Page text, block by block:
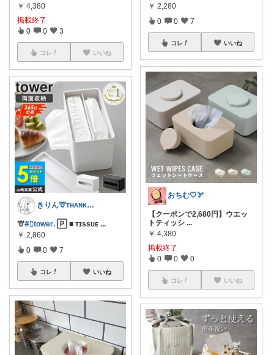
￥ 4,380
掲載終了
0 0 3
コレ いいね
きりん🦒ᴛʜᴀɴᴋs ᴀʟᴡᴀʏs.
🦒#⃞towerᱹ 🄿 ■ ᴛɪssᴜᴇ ...
￥ 2,860
0 0 7
コレ いいね
￥ 2,280
0 0 7
コレ いいね
おちむ🤍🏹
【クーポンで2,680円】ウエッ
トティッシ ...
￥ 4,380
掲載終了
0 0 0
コレ いいね